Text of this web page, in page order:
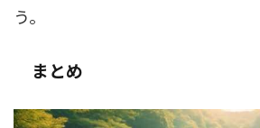
う。
まとめ